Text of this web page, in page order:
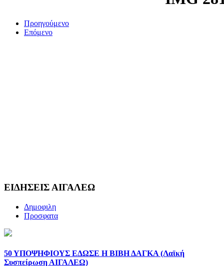
Προηγούμενο
Επόμενο
ΕΙΔΗΣΕΙΣ ΑΙΓΑΛΕΩ
Δημοφιλη
Προσφατα
50 ΥΠΟΨΗΦΙΟΥΣ ΕΔΩΣΕ Η ΒΙΒΗ ΔΑΓΚΑ (Λαϊκή
Συσπείρωση ΑΙΓΑΛΕΩ)